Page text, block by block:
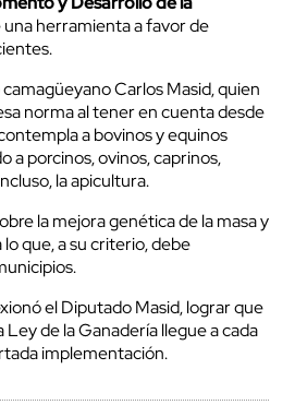
herramienta a favor de
Carlos Masid, quien
norma al tener en cuenta desde
a bovinos y equinos
a porcinos, ovinos, caprinos,
la apicultura.
la mejora genética de la masa y
que, a su criterio, debe
el Diputado Masid, lograr que
Ley de la Ganadería llegue a cada
implementación.